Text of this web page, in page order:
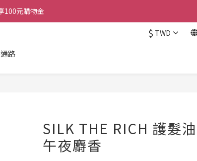
100元購物金
100元購物金
元購物金
$ TWD
路
SILK THE RICH 護髮
午夜麝香